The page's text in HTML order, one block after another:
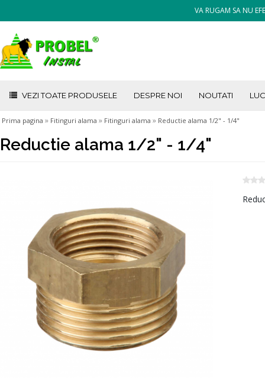
VA RUGAM SA NU
VEZI TOATE PRODUSELE DESPRE NOI NOUTATI
Prima pagina » Fitinguri alama » Fitinguri alama » Reductie alama 1/2" - 1/4"
Reductie alama 1/2" - 1/4"